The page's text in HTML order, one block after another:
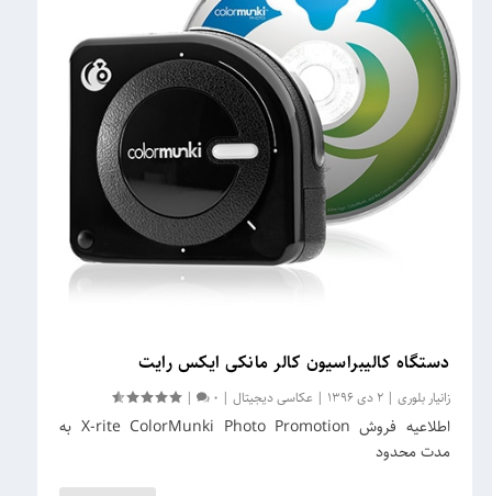
دستگاه کالیبراسیون کالر مانکی ایکس رایت
زانیار بلوری |2 دی 1396 |عکاسی دیجیتال |
0
|
اطلاعیه فروش X-rite ColorMunki Photo Promotion به
مدت محدود